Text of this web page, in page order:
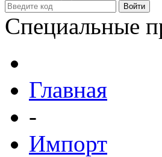
Специальные
Главная
-
Импорт